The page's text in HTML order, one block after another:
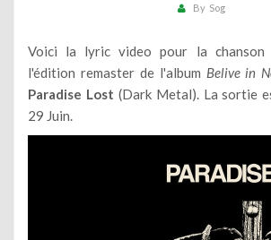
By Sog
Voici la lyric video pour la chanson
l'édition remaster de l'album Belive in
Paradise Lost (Dark Metal). La sortie
29 Juin.